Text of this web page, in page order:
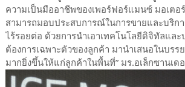
ความเป็นมืออาชีพของเพอร์ฟอร์แมนซ์ มอเตอร์
สามารถมอบประสบการณ์ในการขายและบริก
ไร้รอยต่อ ด้วยการนำเอาเทคโนโลยีดิจิทัลแล
ต้องการเฉพาะตัวของลูกค้า มานำเสนอในบร
มากยิ่งขึ้นให้แก่ลูกค้าในพื้นที่” มร.อเล็กซานเด